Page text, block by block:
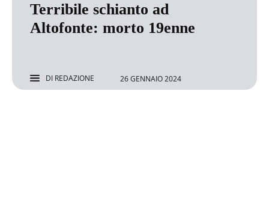
Terribile schianto ad
Altofonte: morto 19enne
DI REDAZIONE 26 GENNAIO 2024